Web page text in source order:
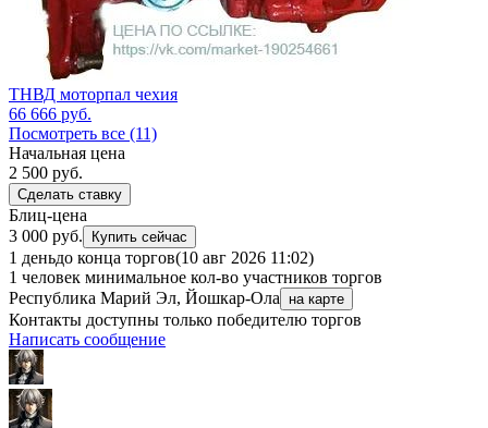
ТНВД моторпал чехия
66 666 руб.
Посмотреть все (11)
Начальная цена
2 500 руб.
Сделать ставку
Блиц-цена
3 000 руб.
Купить сейчас
1 деньдо конца торгов(10 авг 2026 11:02)
1 человек минимальное кол-во участников торгов
Республика Марий Эл, Йошкар-Ола
на карте
Контакты доступны только победителю торгов
Написать сообщение